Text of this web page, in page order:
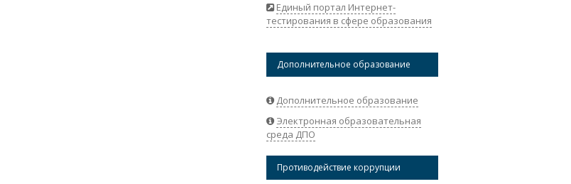
Единый портал Интернет-
тестирования в сфере образования
Дополнительное образование
Дополнительное образование
Электронная образовательная
среда ДПО
Противодействие коррупции